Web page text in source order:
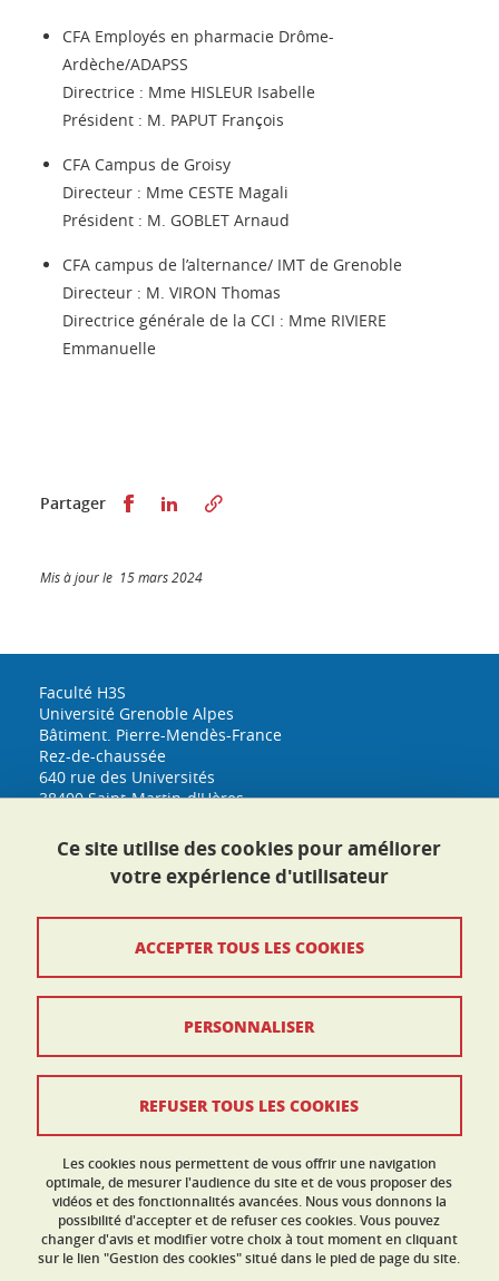
CFA Employés en pharmacie Drôme-
Ardèche/ADAPSS
Directrice : Mme HISLEUR Isabelle
Président : M. PAPUT François
CFA Campus de Groisy
Directeur : Mme CESTE Magali
Président : M. GOBLET Arnaud
CFA campus de l’alternance/ IMT de Grenoble
Directeur : M. VIRON Thomas
Directrice générale de la CCI : Mme RIVIERE
Emmanuelle
Partager Partager sur Facebook
Partager sur LinkedIn
Mis à jour le 15 mars 2024
Faculté H3S
Université Grenoble Alpes
Bâtiment. Pierre-Mendès-France
Rez-de-chaussée
640 rue des Universités
38400 Saint-Martin-d'Hères
Tél. : 04 76 74 33 53
Plan d'accès
Mentions légales
Données personnelles
Politique des cookies
Gestion des cookies
Contact et réclamation
Accessibilité : non conforme
Ce site utilise des cookies pour améliorer
votre expérience d'utilisateur
Les cookies nous permettent de vous offrir une navigation
optimale, de mesurer l'audience du site et de vous proposer des
vidéos et des fonctionnalités avancées. Nous vous donnons la
possibilité d'accepter et de refuser ces cookies. Vous pouvez
changer d'avis et modifier votre choix à tout moment en cliquant
sur le lien "Gestion des cookies" situé dans le pied de page du site.
ACCEPTER TOUS LES COOKIES
REFUSER TOUS LES COOKIES
PERSONNALISER